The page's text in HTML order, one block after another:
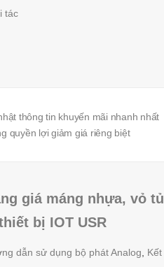
tác
thông tin khuyến mãi nhanh nhất
quyền lợi giảm giá riêng biệt
giá máng nhựa, vỏ
bị IOT USR
dẫn sử dụng bộ phát Analog